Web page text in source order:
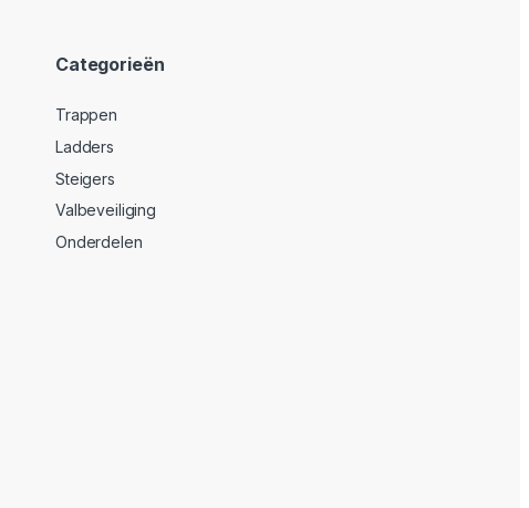
Categorieën
Trappen
Ladders
Steigers
Valbeveiliging
Onderdelen